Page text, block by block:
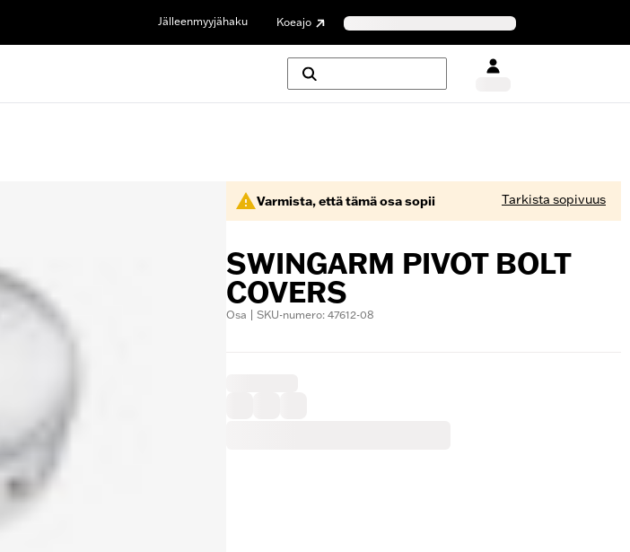
Jälleenmyyjähaku Koeajo
Varmista, että tämä osa sopii Tarkista sopivuus
SWINGARM PIVOT BOLT
COVERS
Osa | SKU-numero: 47612-08